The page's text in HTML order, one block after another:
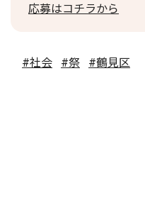
応募はコチラから
#社会 #祭 #鶴見区